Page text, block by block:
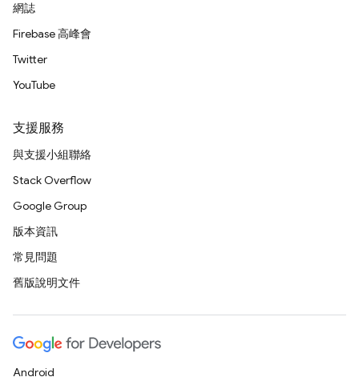
網誌
Firebase 高峰會
Twitter
YouTube
支援服務
與支援小組聯絡
Stack Overflow
Google Group
版本資訊
常見問題
舊版說明文件
Android